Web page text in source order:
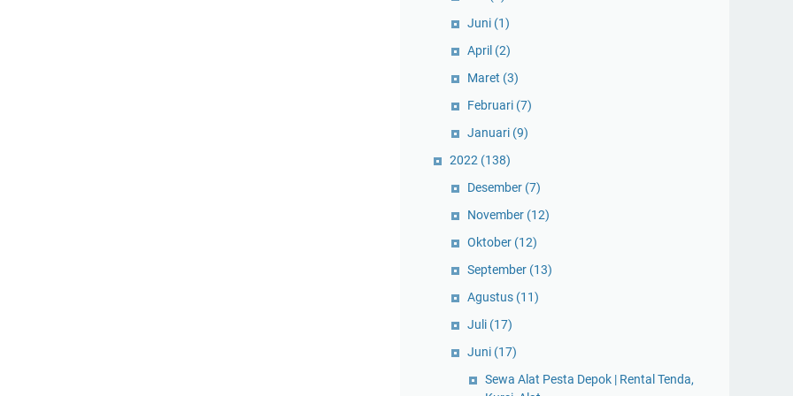
Juni (1)
April (2)
Maret (3)
Februari (7)
Januari (9)
2022 (138)
Desember (7)
November (12)
Oktober (12)
September (13)
Agustus (11)
Juli (17)
Juni (17)
Sewa Alat Pesta Depok | Rental Tenda,